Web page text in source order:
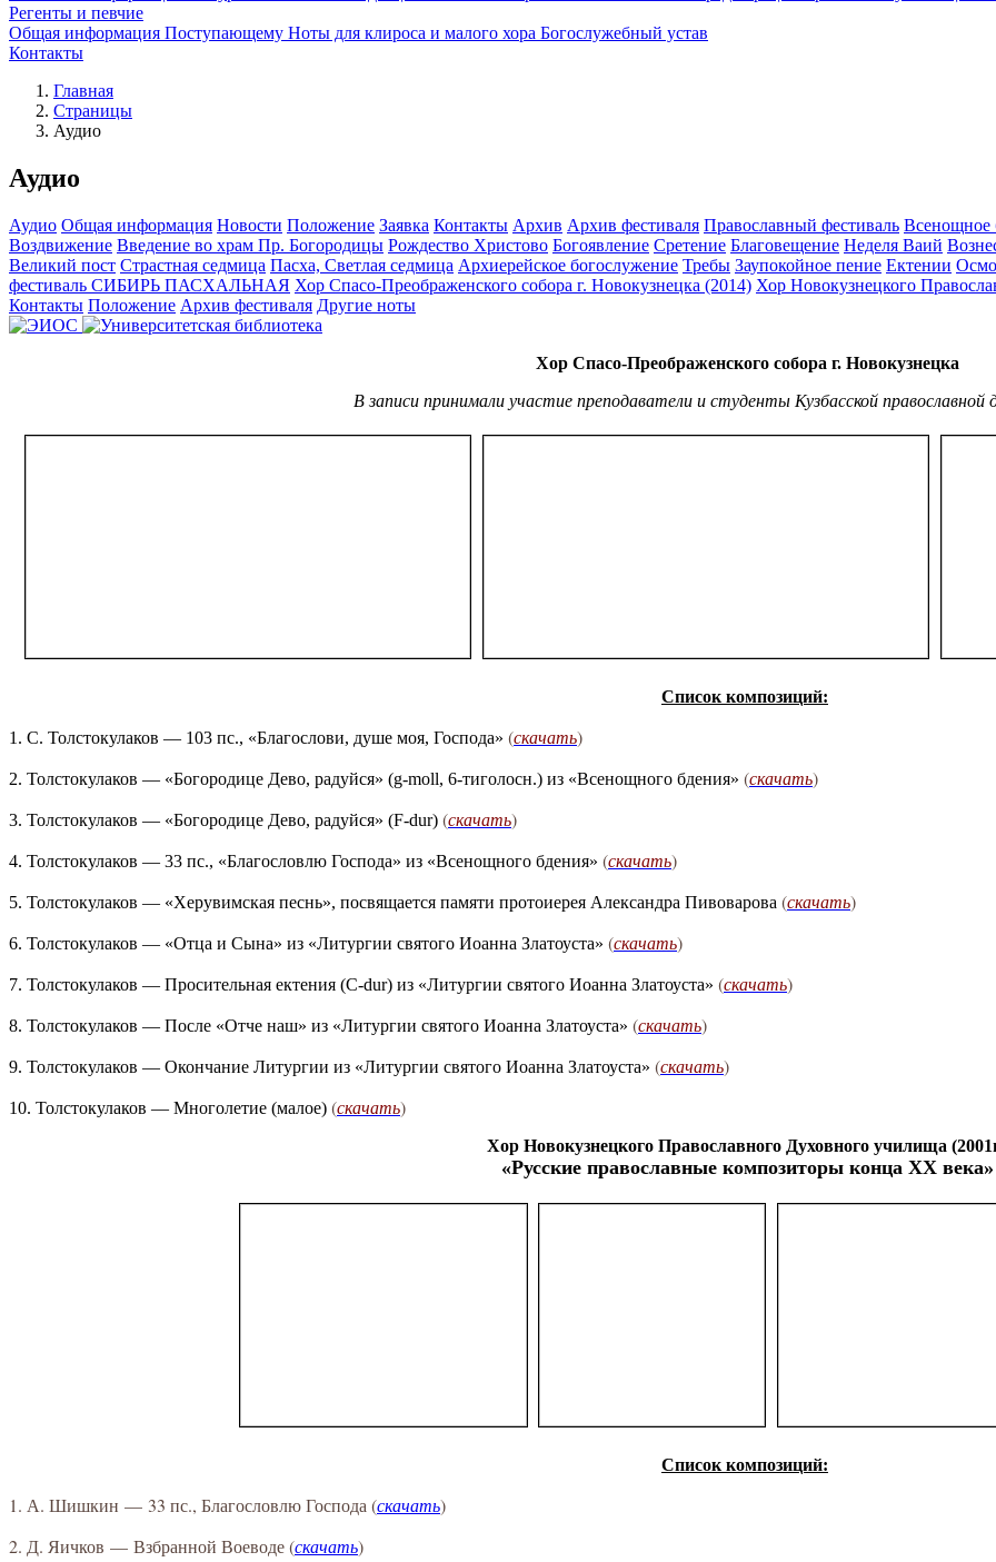
Регенты и певчие
Общая информация Поступающему Ноты для клироса и малого хора Богослужебный устав
Контакты
Главная
Страницы
Аудио
Аудио
Аудио Общая информация Новости Положение Заявка Контакты Архив Архив фестиваля Православный фестиваль Всенощное
Воздвижение Введение во храм Пр. Богородицы Рождество Христово Богоявление Сретение Благовещение Неделя Ваий
Великий пост Страстная седмица Пасха, Светлая седмица Архиерейское богослужение Требы Заупокойное пение Ектении
фестиваль СИБИРЬ ПАСХАЛЬНАЯ Хор Спасо-Преображенского собора г. Новокузнецка (2014) Хор Новокузнецкого
Контакты Положение Архив фестиваля Другие ноты
Хор Спасо-Преображенского собора г. Новокузнецка
В записи принимали участие преподаватели и студенты Кузбасской православной
Список композиций:
1. С. Толстокулаков — 103 пс., «Благослови, душе моя, Господа» (скачать)
2. Толстокулаков — «Богородице Дево, радуйся» (g-moll, 6-тиголосн.) из «Всенощного бдения» (скачать)
3. Толстокулаков — «Богородице Дево, радуйся» (F-dur) (скачать)
4. Толстокулаков — 33 пс., «Благословлю Господа» из «Всенощного бдения» (скачать)
5. Толстокулаков — «Херувимская песнь», посвящается памяти протоиерея Александра Пивоварова (скачать)
6. Толстокулаков — «Отца и Сына» из «Литургии святого Иоанна Златоуста» (скачать)
7. Толстокулаков — Просительная ектения (C-dur) из «Литургии святого Иоанна Златоуста» (скачать)
8. Толстокулаков — После «Отче наш» из «Литургии святого Иоанна Златоуста» (скачать)
9. Толстокулаков — Окончание Литургии из «Литургии святого Иоанна Златоуста» (скачать)
10. Толстокулаков — Многолетие (малое) (скачать)
Хор Новокузнецкого Православного Духовного училища
«Русские православные композиторы конца XX века»
Список композиций:
1. А. Шишкин — 33 пс., Благословлю Господа (скачать)
2. Д. Яичков — Взбранной Воеводе (скачать)